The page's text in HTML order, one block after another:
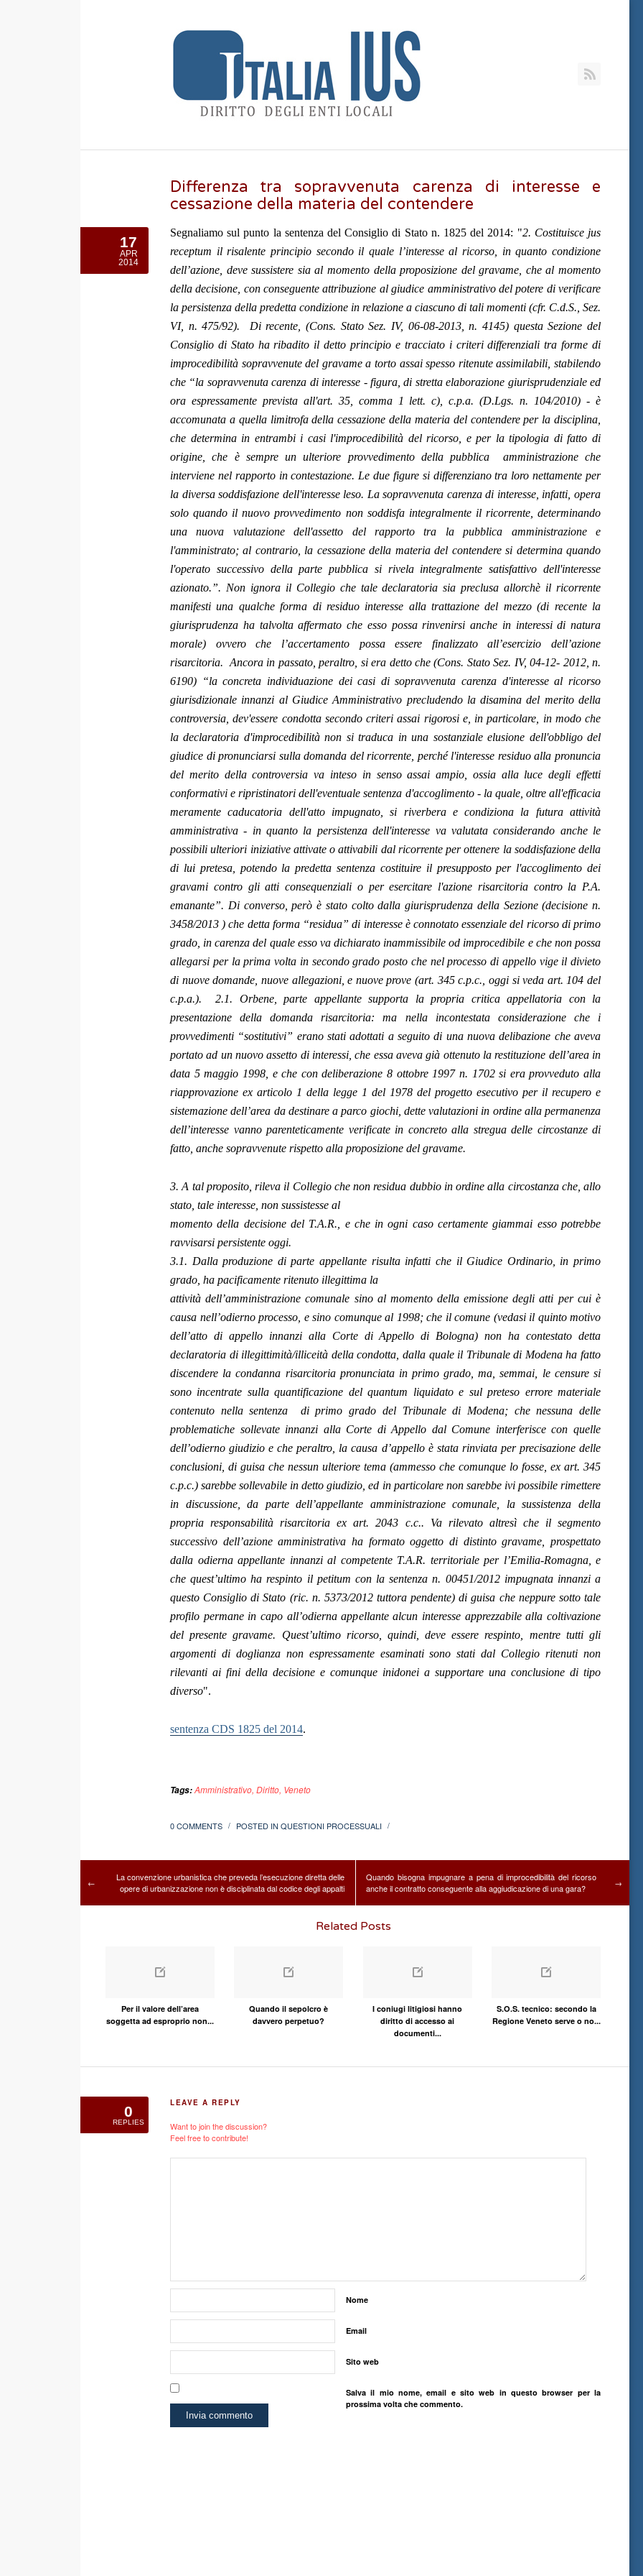
Differenza tra sopravvenuta carenza di interesse e
cessazione della materia del contendere
17
APR
2014
Segnaliamo sul punto la sentenza del Consiglio di Stato n. 1825 del 2014: "2. Costituisce jus
receptum il risalente principio secondo il quale l’interesse al ricorso, in quanto condizione
dell’azione, deve sussistere sia al momento della proposizione del gravame, che al momento
della decisione, con conseguente attribuzione al giudice amministrativo del potere di verificare
la persistenza della predetta condizione in relazione a ciascuno di tali momenti (cfr. C.d.S., Sez.
VI, n. 475/92). Di recente, (Cons. Stato Sez. IV, 06-08-2013, n. 4145) questa Sezione del
Consiglio di Stato ha ribadito il detto principio e tracciato i criteri differenziali tra forme di
improcedibilità sopravvenute del gravame a torto assai spesso ritenute assimilabili, stabilendo
che “la sopravvenuta carenza di interesse - figura, di stretta elaborazione giurisprudenziale ed
ora espressamente prevista all'art. 35, comma 1 lett. c), c.p.a. (D.Lgs. n. 104/2010) - è
accomunata a quella limitrofa della cessazione della materia del contendere per la disciplina,
che determina in entrambi i casi l'improcedibilità del ricorso, e per la tipologia di fatto di
origine, che è sempre un ulteriore provvedimento della pubblica amministrazione che
interviene nel rapporto in contestazione. Le due figure si differenziano tra loro nettamente per
la diversa soddisfazione dell'interesse leso. La sopravvenuta carenza di interesse, infatti, opera
solo quando il nuovo provvedimento non soddisfa integralmente il ricorrente, determinando
una nuova valutazione dell'assetto del rapporto tra la pubblica amministrazione e
l'amministrato; al contrario, la cessazione della materia del contendere si determina quando
l'operato successivo della parte pubblica si rivela integralmente satisfattivo dell'interesse
azionato.”. Non ignora il Collegio che tale declaratoria sia preclusa allorchè il ricorrente
manifesti una qualche forma di residuo interesse alla trattazione del mezzo (di recente la
giurisprudenza ha talvolta affermato che esso possa rinvenirsi anche in interessi di natura
morale) ovvero che l’accertamento possa essere finalizzato all’esercizio dell’azione
risarcitoria. Ancora in passato, peraltro, si era detto che (Cons. Stato Sez. IV, 04-12- 2012, n.
6190) “la concreta individuazione dei casi di sopravvenuta carenza d'interesse al ricorso
giurisdizionale innanzi al Giudice Amministrativo precludendo la disamina del merito della
controversia, dev'essere condotta secondo criteri assai rigorosi e, in particolare, in modo che
la declaratoria d'improcedibilità non si traduca in una sostanziale elusione dell'obbligo del
giudice di pronunciarsi sulla domanda del ricorrente, perché l'interesse residuo alla pronuncia
del merito della controversia va inteso in senso assai ampio, ossia alla luce degli effetti
conformativi e ripristinatori dell'eventuale sentenza d'accoglimento - la quale, oltre all'efficacia
meramente caducatoria dell'atto impugnato, si riverbera e condiziona la futura attività
amministrativa - in quanto la persistenza dell'interesse va valutata considerando anche le
possibili ulteriori iniziative attivate o attivabili dal ricorrente per ottenere la soddisfazione della
di lui pretesa, potendo la predetta sentenza costituire il presupposto per l'accoglimento dei
gravami contro gli atti consequenziali o per esercitare l'azione risarcitoria contro la P.A.
emanante”. Di converso, però è stato colto dalla giurisprudenza della Sezione (decisione n.
3458/2013 ) che detta forma “residua” di interesse è connotato essenziale del ricorso di primo
grado, in carenza del quale esso va dichiarato inammissibile od improcedibile e che non possa
allegarsi per la prima volta in secondo grado posto che nel processo di appello vige il divieto
di nuove domande, nuove allegazioni, e nuove prove (art. 345 c.p.c., oggi si veda art. 104 del
c.p.a.). 2.1. Orbene, parte appellante supporta la propria critica appellatoria con la
presentazione della domanda risarcitoria: ma nella incontestata considerazione che i
provvedimenti “sostitutivi” erano stati adottati a seguito di una nuova delibazione che aveva
portato ad un nuovo assetto di interessi, che essa aveva già ottenuto la restituzione dell’area in
data 5 maggio 1998, e che con deliberazione 8 ottobre 1997 n. 1702 si era provveduto alla
riapprovazione ex articolo 1 della legge 1 del 1978 del progetto esecutivo per il recupero e
sistemazione dell’area da destinare a parco giochi, dette valutazioni in ordine alla permanenza
dell’interesse vanno parenteticamente verificate in concreto alla stregua delle circostanze di
fatto, anche sopravvenute rispetto alla proposizione del gravame.
3. A tal proposito, rileva il Collegio che non residua dubbio in ordine alla circostanza che, allo
stato, tale interesse, non sussistesse al
momento della decisione del T.A.R., e che in ogni caso certamente giammai esso potrebbe
ravvisarsi persistente oggi.
3.1. Dalla produzione di parte appellante risulta infatti che il Giudice Ordinario, in primo
grado, ha pacificamente ritenuto illegittima la
attività dell’amministrazione comunale sino al momento della emissione degli atti per cui è
causa nell’odierno processo, e sino comunque al 1998; che il comune (vedasi il quinto motivo
dell’atto di appello innanzi alla Corte di Appello di Bologna) non ha contestato detta
declaratoria di illegittimità/illiceità della condotta, dalla quale il Tribunale di Modena ha fatto
discendere la condanna risarcitoria pronunciata in primo grado, ma, semmai, le censure si
sono incentrate sulla quantificazione del quantum liquidato e sul preteso errore materiale
contenuto nella sentenza di primo grado del Tribunale di Modena; che nessuna delle
problematiche sollevate innanzi alla Corte di Appello dal Comune interferisce con quelle
dell’odierno giudizio e che peraltro, la causa d’appello è stata rinviata per precisazione delle
conclusioni, di guisa che nessun ulteriore tema (ammesso che comunque lo fosse, ex art. 345
c.p.c.) sarebbe sollevabile in detto giudizio, ed in particolare non sarebbe ivi possibile rimettere
in discussione, da parte dell’appellante amministrazione comunale, la sussistenza della
propria responsabilità risarcitoria ex art. 2043 c.c.. Va rilevato altresì che il segmento
successivo dell’azione amministrativa ha formato oggetto di distinto gravame, prospettato
dalla odierna appellante innanzi al competente T.A.R. territoriale per l’Emilia-Romagna, e
che quest’ultimo ha respinto il petitum con la sentenza n. 00451/2012 impugnata innanzi a
questo Consiglio di Stato (ric. n. 5373/2012 tuttora pendente) di guisa che neppure sotto tale
profilo permane in capo all’odierna appellante alcun interesse apprezzabile alla coltivazione
del presente gravame. Quest’ultimo ricorso, quindi, deve essere respinto, mentre tutti gli
argomenti di doglianza non espressamente esaminati sono stati dal Collegio ritenuti non
rilevanti ai fini della decisione e comunque inidonei a supportare una conclusione di tipo
diverso".
sentenza CDS 1825 del 2014.
Tags:Amministrativo, Diritto, Veneto
0 COMMENTS / POSTED IN QUESTIONI PROCESSUALI /
←
La convenzione urbanistica che preveda l’esecuzione diretta delle
opere di urbanizzazione non è disciplinata dal codice degli appalti
Quando bisogna impugnare a pena di improcedibilità del ricorso
anche il contratto conseguente alla aggiudicazione di una gara?
→
Related Posts
Per il valore dell’area
soggetta ad esproprio non...
Quando il sepolcro è
davvero perpetuo?
I coniugi litigiosi hanno
diritto di accesso ai
documenti...
S.O.S. tecnico: secondo la
Regione Veneto serve o no...
0
REPLIES
LEAVE A REPLY
Want to join the discussion?
Feel free to contribute!
Nome
Email
Sito web
Salva il mio nome, email e sito web in questo browser per la
prossima volta che commento.